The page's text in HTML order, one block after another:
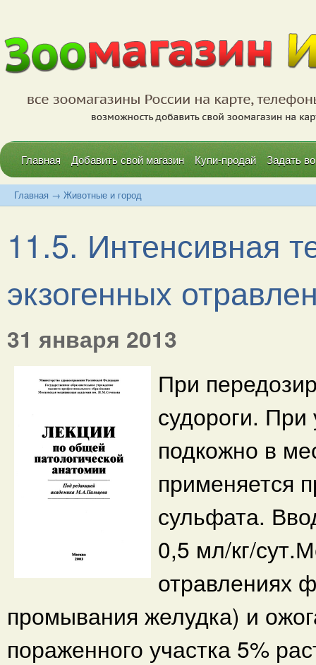
Главная Добавить свой магазин Купи-продай Задать
Главная → Животные и город
11.5. Интенсивная
экзогенных
31 января 2013
При
судороги. При
подкожно в
применяется
сульфата.
0,5 мл/кг/
отравлениях
промывания желудка) и
пораженного участка 5%